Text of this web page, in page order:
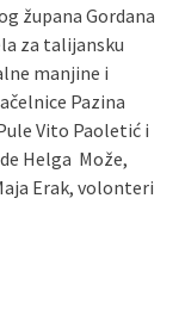
župana Gordana
za talijansku
manjine i
Pazina
Vito Paoletić i
Helga Može,
Erak, volonteri